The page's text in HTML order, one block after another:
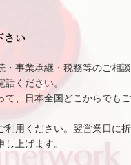
さい
・事業承継・税務等のご相談
ください。
て、日本全国どこからでもご
利用ください。翌営業日に折
上げます。